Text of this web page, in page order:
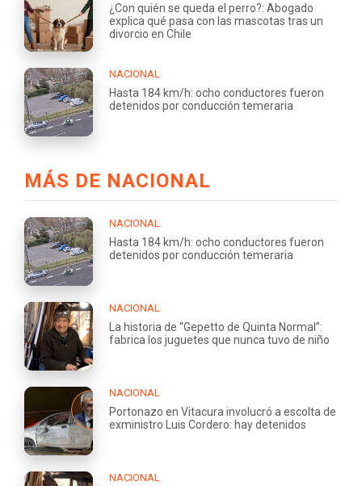
¿Con quién se queda el perro?: Abogado
explica qué pasa con las mascotas tras un
divorcio en Chile
NACIONAL
Hasta 184 km/h: ocho conductores fueron
detenidos por conducción temeraria
MÁS DE NACIONAL
NACIONAL
Hasta 184 km/h: ocho conductores fueron
detenidos por conducción temeraria
NACIONAL
La historia de “Gepetto de Quinta Normal”:
fabrica los juguetes que nunca tuvo de niño
NACIONAL
Portonazo en Vitacura involucró a escolta de
exministro Luis Cordero: hay detenidos
NACIONAL